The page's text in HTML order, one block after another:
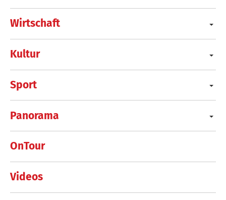
Wirtschaft
Kultur
Sport
Panorama
OnTour
Videos